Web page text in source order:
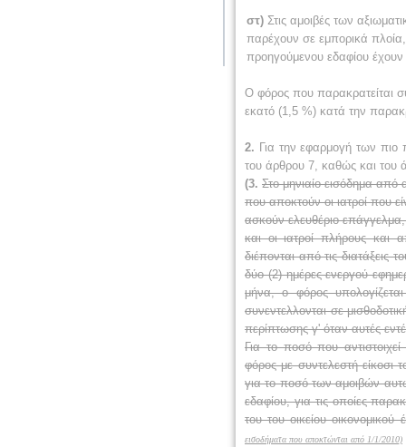
στ) Στις αμοιβές των
παρέχουν σε εμπορικά πλοία,
προηγούμενου εδαφίου
Ο φόρος που παρακρατείται
εκατό (1,5 %) κατά την
2. Για την εφαρμογή των
του άρθρου 7, καθώς και του
(3. Στο μηνιαίο εισόδημα από
που αποκτούν οι ιατροί που
ασκούν ελευθέριο επάγγελμα,
και οι ιατροί πλήρους και
διέπονται από τις
δύο (2) ημέρες ενεργού
μήνα, ο φόρος
συνεντελλονται σε
περίπτωσης γ' όταν αυτές
Για το ποσό που αντιστοιχεί
φόρος με συντελεστή είκοσι
για το ποσό των αμοιβών
εδαφίου, για τις οποίες
του του οικείου
εισοδήματα που αποκτώνται από 1/1/2010)